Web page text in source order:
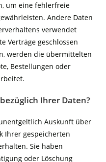
um eine fehlerfreie
Andere Daten
verwendet
Verträge geschlossen
werden die übermittelten
Bestellungen oder
Ihrer Daten?
Auskunft über
Ihrer gespeicherten
Sie haben
oder Löschung